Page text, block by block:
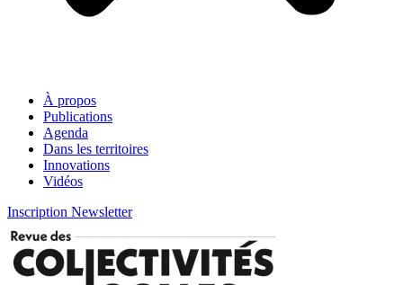
À propos
Publications
Agenda
Dans les territoires
Innovations
Vidéos
Inscription Newsletter